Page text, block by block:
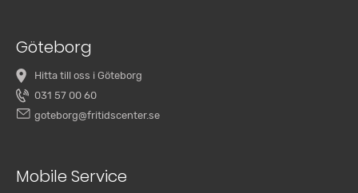
Göteborg
Hitta till oss i Göteborg
031 57 00 60
goteborg@fritidscenter.se
Mobile Service